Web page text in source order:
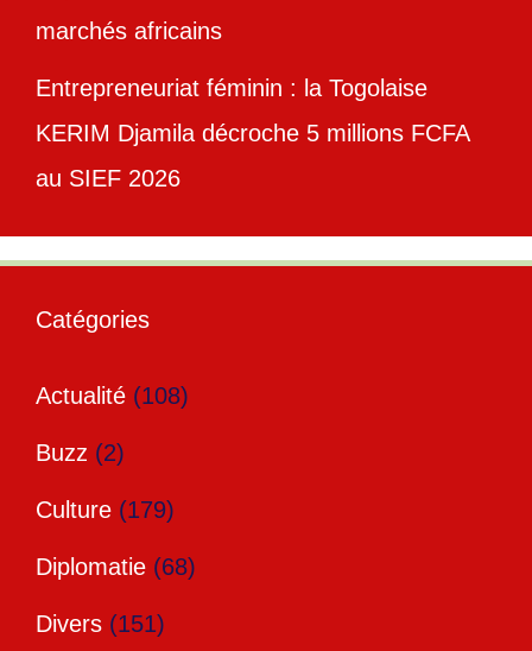
marchés africains
Entrepreneuriat féminin : la Togolaise
KERIM Djamila décroche 5 millions FCFA
au SIEF 2026
Catégories
Actualité (108)
Buzz (2)
Culture (179)
Diplomatie (68)
Divers (151)